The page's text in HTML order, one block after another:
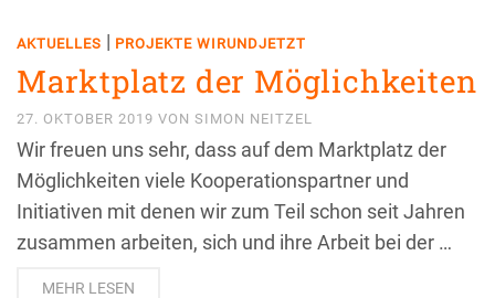
AKTUELLES | PROJEKTE WIRUNDJETZT
Marktplatz der Möglichkeiten
27. OKTOBER 2019 VON SIMON NEITZEL
Wir freuen uns sehr, dass auf dem Marktplatz der
Möglichkeiten viele Kooperationspartner und
Initiativen mit denen wir zum Teil schon seit Jahren
zusammen arbeiten, sich und ihre Arbeit bei der …
MEHR LESEN